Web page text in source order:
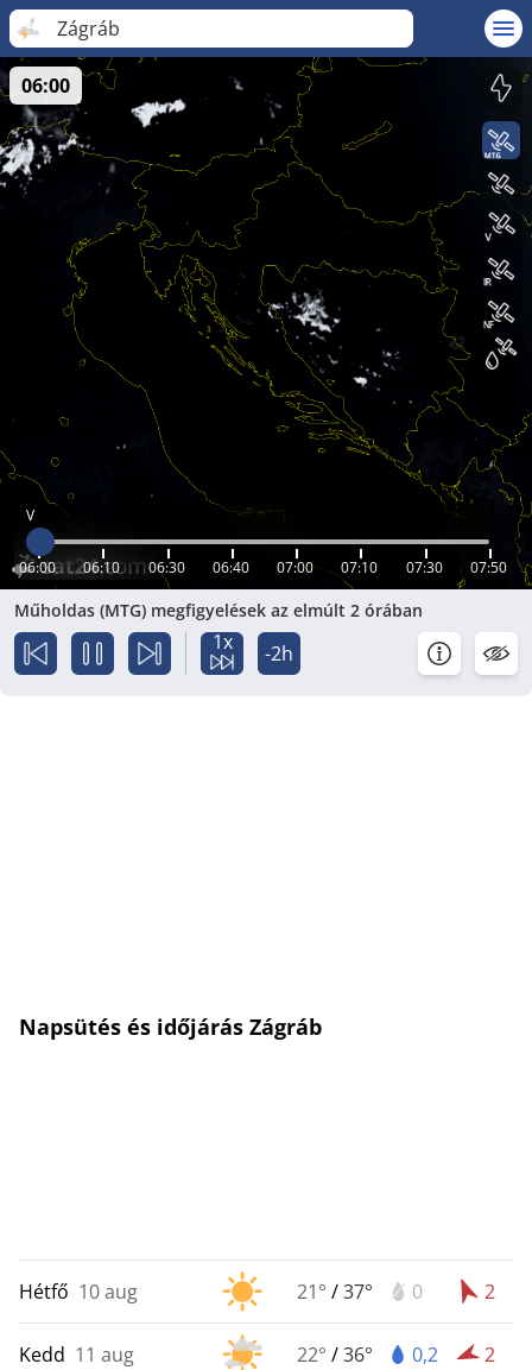
Zágráb
V
06:00 06:10 06:30 06:40 07:00 07:10 07:30 07:50
06:00
Műholdas (MTG) megfigyelések az elmúlt 2 órában
1x -2h
Napsütés és időjárás Zágráb
Hétfő 10 aug 21° /37° 0 2
Kedd 11 aug 22° /36° 0,2 2